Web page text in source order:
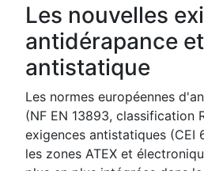
Les nouvelles
antidérapance et
antistatique
Les normes européennes
(NF EN 13893, classification
exigences antistatiques (CEI
les zones ATEX et